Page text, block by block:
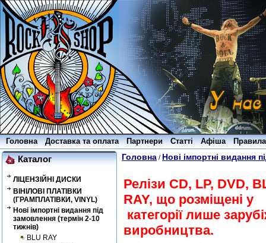
Головна Доставка та оплата Партнери Статті Афіша
Каталог
ЛІЦЕНЗІЙНІ ДИСКИ
ВІНІЛОВІ ПЛАТІВКИ
(ГРАМПЛАТІВКИ, VINYL)
Нові імпортні видання під
замовлення (термін 2-10
тижнів)
BLU RAY
Головна / Нові імпортні видання
Релізи CD, LP, DVD,
RAY, що розміщені у
категорії лише
виробництва.